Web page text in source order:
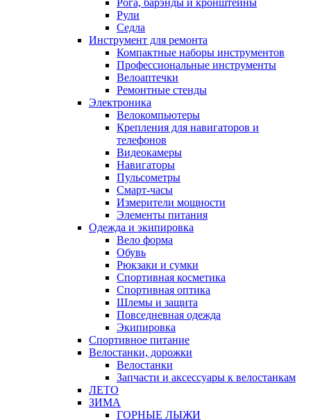
Рули
Седла
Инструмент для ремонта
Компактные наборы инструментов
Профессиональные инструменты
Велоаптечки
Ремонтные стенды
Электроника
Велокомпьютеры
Крепления для навигаторов и
телефонов
Видеокамеры
Навигаторы
Пульсометры
Смарт-часы
Измерители мощности
Элементы питания
Одежда и экипировка
Вело форма
Обувь
Рюкзаки и сумки
Спортивная косметика
Спортивная оптика
Шлемы и защита
Повседневная одежда
Экипировка
Спортивное питание
Велостанки, дорожки
Велостанки
Запчасти и аксессуары к велостанкам
ЛЕТО
ЗИМА
ГОРНЫЕ ЛЫЖИ